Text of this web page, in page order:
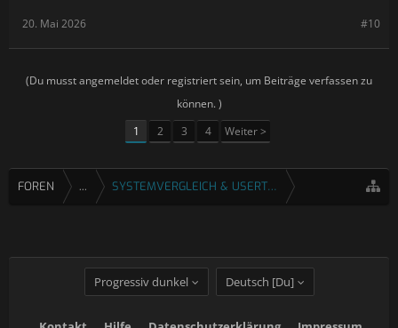
#10
20. Mai 2026
(Du musst angemeldet oder registriert sein, um Beiträge verfassen zu
können. )
1
2 3 4 Weiter >
FOREN ... SYSTEMVERGLEICH & USERTESTS
Progressiv dunkel Deutsch [Du]